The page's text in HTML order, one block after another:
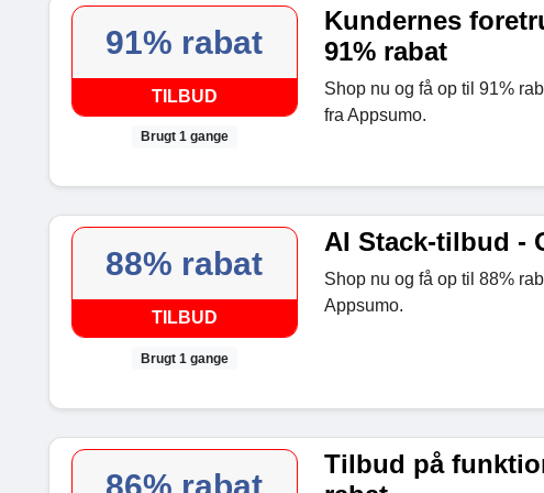
91% rabat
TILBUD
Brugt 1 gange
Kundernes
91% rabat
Shop nu og få op til 91%
fra Appsumo.
88% rabat
TILBUD
Brugt 1 gange
AI Stack-tilbud -
Shop nu og få op til 88%
Appsumo.
86% rabat
Tilbud på